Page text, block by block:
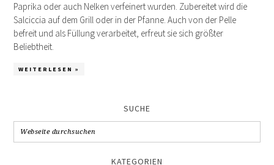
Paprika oder auch Nelken verfeinert wurden. Zubereitet wird die
Salciccia auf dem Grill oder in der Pfanne. Auch von der Pelle
befreit und als Füllung verarbeitet, erfreut sie sich größter
Beliebtheit.
WEITERLESEN »
SUCHE
KATEGORIEN